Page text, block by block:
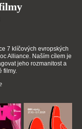
7 klíčových evropských
Alliance. Naším cílem je
jeho rozmanitost a
filmy.